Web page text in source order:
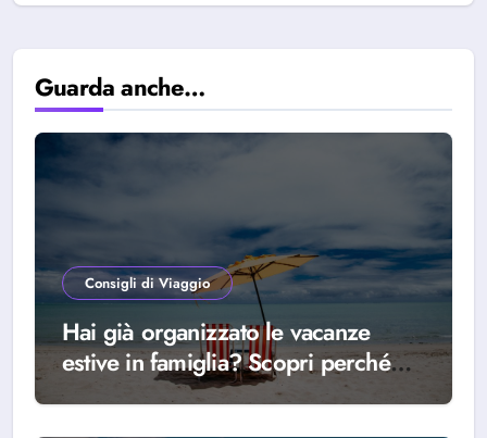
Guarda anche…
Consigli di Viaggio
Hai già organizzato le vacanze
estive in famiglia? Scopri perché
scegliere Alba Adriatica